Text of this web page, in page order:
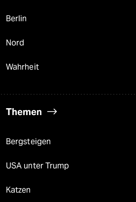
Berlin
Nord
Wahrheit
Themen
Bergsteigen
USA unter Trump
Katzen